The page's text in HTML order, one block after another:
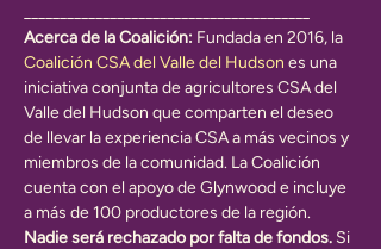
Acerca de la Coalición: Fundada en 2016, la
Coalición CSA del Valle del Hudson es una
iniciativa conjunta de agricultores CSA del
Valle del Hudson que comparten el deseo
de llevar la experiencia CSA a más vecinos y
miembros de la comunidad. La Coalición
cuenta con el apoyo de Glynwood e incluye
a más de 100 productores de la región.
Nadie será rechazado por falta de fondos. Si